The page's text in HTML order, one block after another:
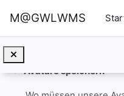
M@GWLWMS
Info für Lehrkräfte
Einklappen
Avatare speichern